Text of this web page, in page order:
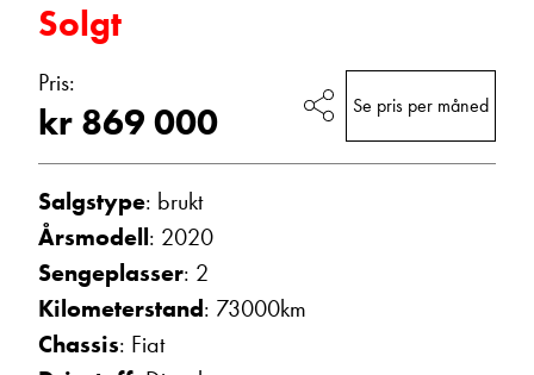
E-post
Navn
Beskrivelse
Solgt
Pris:
kr 869 000 Se pris per måned
Salgstype: brukt
Årsmodell: 2020
Sengeplasser: 2
Kilometerstand: 73000km
Chassis: Fiat